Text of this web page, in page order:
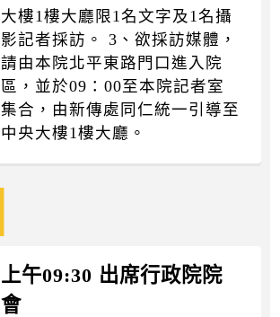
大樓1樓大廳限1名文字及1名攝
影記者採訪。 3、欲採訪媒體，
請由本院北平東路門口進入院
區，並於09：00至本院記者室
集合，由新傳處同仁統一引導至
中央大樓1樓大廳。
上午09:30 出席行政院院
會